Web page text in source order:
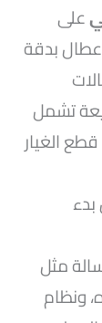
على
بدقة
تشمل
الغيار
مثل
ونظام